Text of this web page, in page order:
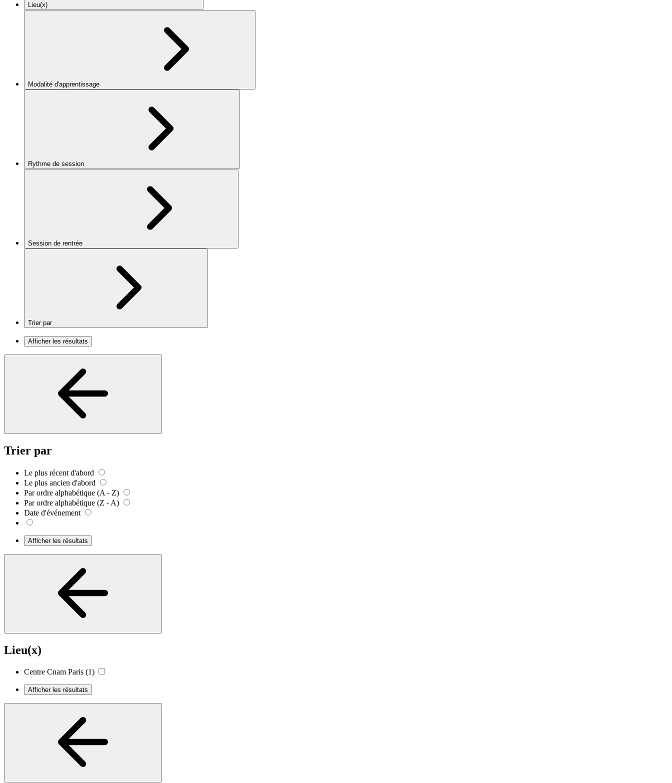
Lieu(x)
Modalité d'apprentissage
Rythme de session
Session de rentrée
Trier par
Afficher les résultats
Trier par
Le plus récent d'abord
Le plus ancien d'abord
Par ordre alphabétique (A - Z)
Par ordre alphabétique (Z - A)
Date d'événement
Afficher les résultats
Lieu(x)
Centre Cnam Paris (1)
Afficher les résultats